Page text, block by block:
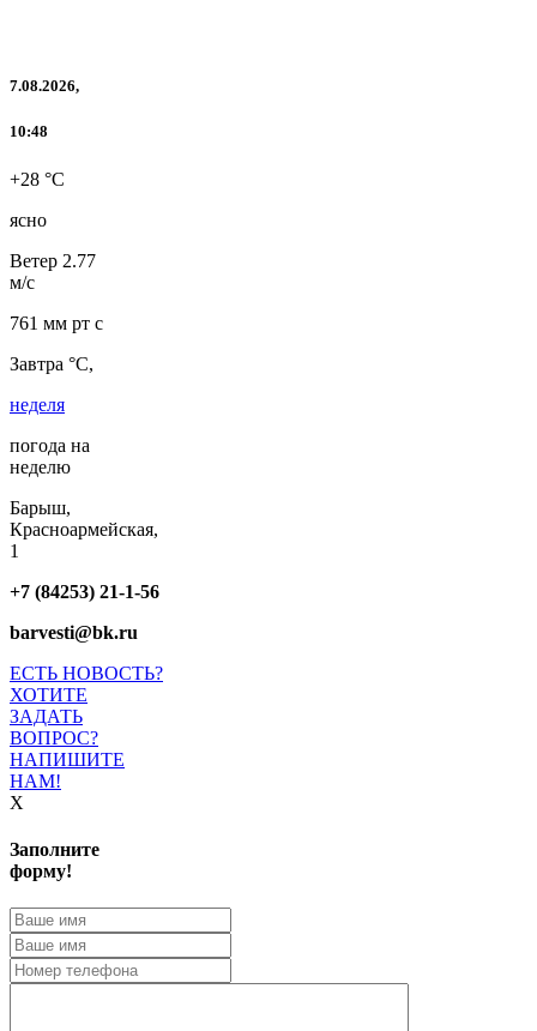
7.08.2026,
10:48
+28 °C
ясно
Ветер 2.77
м/с
761 мм рт с
Завтра °C,
неделя
погода на
неделю
Барыш,
Красноармейская,
1
+7 (84253) 21-1-56
barvesti@bk.ru
ЕСТЬ НОВОСТЬ?
ХОТИТЕ
ЗАДАТЬ
ВОПРОС?
НАПИШИТЕ
НАМ!
X
Заполните
форму!